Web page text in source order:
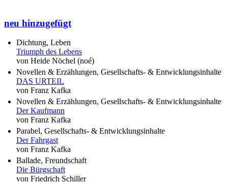
neu hinzugefügt
Dichtung, Leben
Triumph des Lebens
von Heide Nöchel (noé)
Novellen & Erzählungen, Gesellschafts- & Entwicklungsinhalte
DAS URTEIL
von Franz Kafka
Novellen & Erzählungen, Gesellschafts- & Entwicklungsinhalte
Der Kaufmann
von Franz Kafka
Parabel, Gesellschafts- & Entwicklungsinhalte
Der Fahrgast
von Franz Kafka
Ballade, Freundschaft
Die Bürgschaft
von Friedrich Schiller